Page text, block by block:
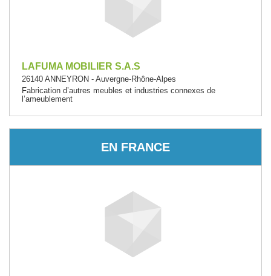
LAFUMA MOBILIER S.A.S
26140 ANNEYRON - Auvergne-Rhône-Alpes
Fabrication d’autres meubles et industries connexes de
l’ameublement
EN FRANCE